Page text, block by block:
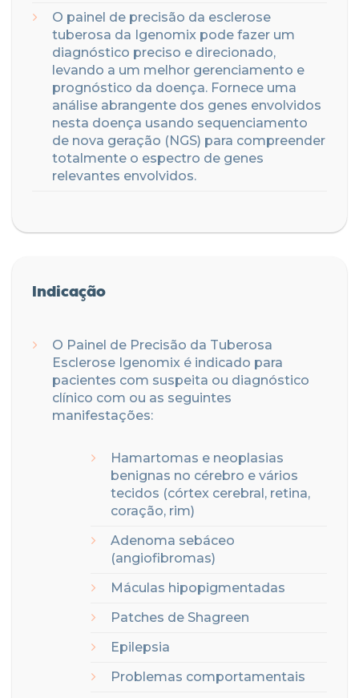
O painel de precisão da esclerose
tuberosa da Igenomix pode fazer um
diagnóstico preciso e direcionado,
levando a um melhor gerenciamento e
prognóstico da doença. Fornece uma
análise abrangente dos genes envolvidos
nesta doença usando sequenciamento
de nova geração (NGS) para compreender
totalmente o espectro de genes
relevantes envolvidos.
Indicação
O Painel de Precisão da Tuberosa
Esclerose Igenomix é indicado para
pacientes com suspeita ou diagnóstico
clínico com ou as seguintes
manifestações:
Hamartomas e neoplasias
benignas no cérebro e vários
tecidos (córtex cerebral, retina,
coração, rim)
Adenoma sebáceo
(angiofibromas)
Máculas hipopigmentadas
Patches de Shagreen
Epilepsia
Problemas comportamentais